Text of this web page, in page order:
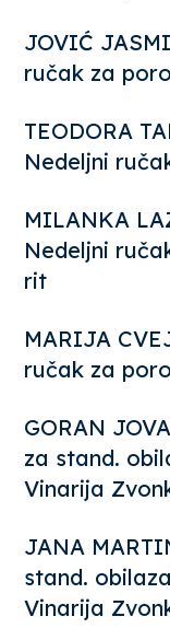
JOVIĆ
ručak za
TEODORA
Nedeljni
MILANKA
Nedeljni
rit
MARIJA
ručak za
GORAN
za stand.
Vinarija
JANA
stand.
Vinarija